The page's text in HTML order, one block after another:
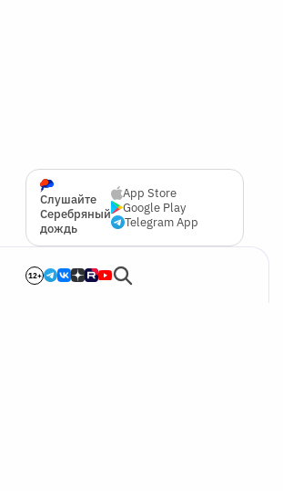
Слушайте
Серебряный
дождь
App Store
Google Play
Telegram App
12+